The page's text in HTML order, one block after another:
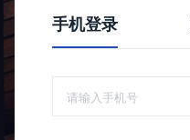
手机登录